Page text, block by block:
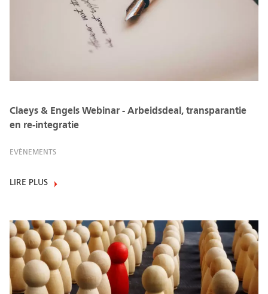
Claeys & Engels Webinar - Arbeidsdeal, transparantie
en re-integratie
EVÈNEMENTS
LIRE PLUS